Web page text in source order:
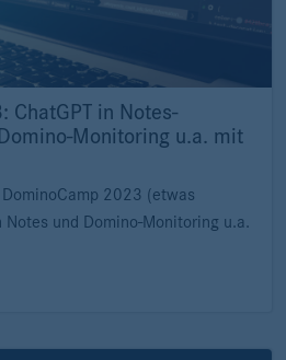
ChatGPT in Notes-
Monitoring u.a. mit
2023 (etwas
Notes und Domino-Monitoring u.a.